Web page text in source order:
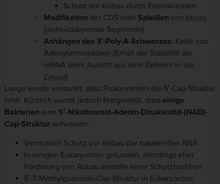
Schutz vor Abbau durch Exonukleasen
Modifikation der CDS oder Spleißen von Introns
(nicht-codierende Segmente)
Anhängen des 3′-Poly-A-Schwanzes: Kette von
Adenylatmolekülen (Erhalt der Stabilität der
mRNA beim Austritt aus dem Zellkern in das
Zytosol)
Lange wurde vermutet, dass Prokaryonten die 5′-Cap-Struktur
fehlt. Kürzlich wurde jedoch festgestellt, dass einige
Bakterien eine 5′-Nikotinamid-Adenin-Dinukleotid-(NAD)-
Cap-Struktur aufweisen:
Vermutlich Schutz vor Abbau der bakteriellen RNA
In einigen Eukaryonten gefunden, allerdings eher
Förderung von Abbau anstelle einer Schutzfunktion
5′-7-Methylguanosin-Cap-Struktur in Eukaryonten: